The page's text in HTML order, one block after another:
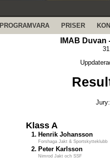
PROGRAMVARA PRISER
IMAB
Klass A
1. Henrik Johansson
Forshaga Jakt & Sportskytteklubb
2. Peter Karlsson
Nimrod Jakt och SSF